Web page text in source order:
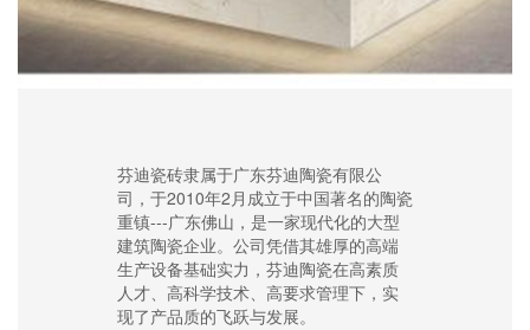
芬迪瓷砖隶属于广东芬迪陶瓷有限公
司，于2010年2月成立于中国著名的陶瓷
重镇---广东佛山，是一家现代化的大型
建筑陶瓷企业。公司凭借其雄厚的高端
生产设备基础实力，芬迪陶瓷在高素质
人才、高科学技术、高要求管理下，实
现了产品质的飞跃与发展。